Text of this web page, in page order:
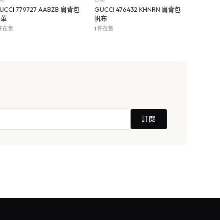
779727 AABZB 肩背包
在售
GUCCI 476432 KHNRN 肩背包
帆布
1 件在售
訂閱